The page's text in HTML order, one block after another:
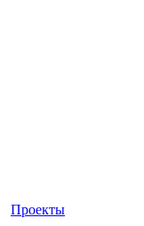
Проекты